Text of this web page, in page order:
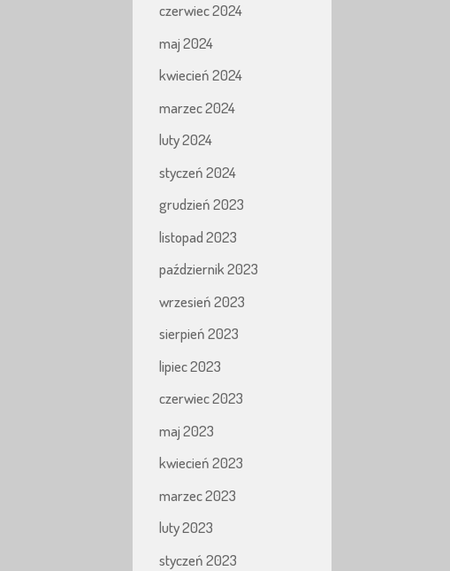
czerwiec 2024
maj 2024
kwiecień 2024
marzec 2024
luty 2024
styczeń 2024
grudzień 2023
listopad 2023
październik 2023
wrzesień 2023
sierpień 2023
lipiec 2023
czerwiec 2023
maj 2023
kwiecień 2023
marzec 2023
luty 2023
styczeń 2023